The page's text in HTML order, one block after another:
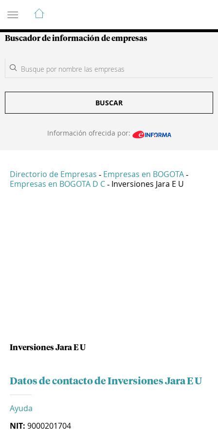
Guía de Empresas Colombianas
Buscador de información de empresas
BUSCAR
Información ofrecida por:
Directorio de Empresas - Empresas en BOGOTA -
Empresas en BOGOTA D C - Inversiones Jara E U
Inversiones Jara E U
Datos de contacto de Inversiones Jara E U
Ayuda
NIT: 9000201704